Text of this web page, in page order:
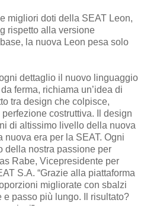
migliori doti della SEAT Leon,
rispetto alla versione
la nuova Leon pesa solo
dettaglio il nuovo linguaggio
ferma, richiama un’idea di
tra design che colpisce,
costruttiva. Il design
di altissimo livello della nuova
nuova era per la SEAT. Ogni
della nostra passione per
Rabe, Vicepresidente per
S.A. “Grazie alla piattaforma
migliorate con sbalzi
e passo più lungo. Il risultato?